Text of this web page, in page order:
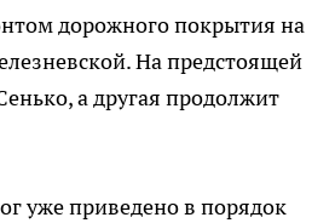
дорожного покрытия на
На предстоящей
а другая продолжит
уже приведено в порядок